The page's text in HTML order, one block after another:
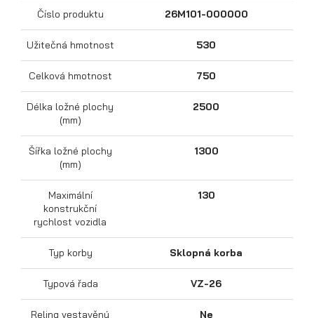
Číslo produktu 26M101-000000
Užitečná hmotnost 530
Celková hmotnost 750
Délka ložné plochy
(mm)
2500
Šířka ložné plochy
(mm)
1300
Maximální
konstrukční
rychlost vozidla
130
Typ korby Sklopná korba
Typová řada VZ-26
Reling vestavěný Ne